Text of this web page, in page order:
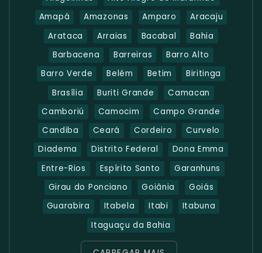
Amapá
Amazonas Amparo
Aracaju
Arataca
Arraias Bacabal
Bahia
Barbacena
Barreiras
Barro Alto
Barro Verde
Belém Betim
Biritinga
Brasília
Buriti Grande
Camacan
Camboriú
Camocim
Campo Grande
Candiba
Ceará Cordeiro
Curvelo
Diadema
Distrito Federal
Dona Emma
Entre-Rios
Espírito Santo
Garanhuns
Girau do Ponciano
Goiânia
Goiás
Guarabira
Itabela Itabi
Itabuna
Itaguaçu da Bahia